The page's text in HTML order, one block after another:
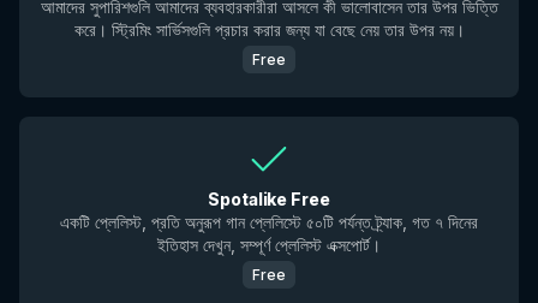
আমাদের সুপারিশগুলি আমাদের ব্যবহারকারীরা আসলে কী ভালোবাসেন তার উপর ভিত্তি
করে। স্ট্রিমিং সার্ভিসগুলি প্রচার করার জন্য যা বেছে নেয় তার উপর নয়।
Free
Spotalike Free
একটি প্লেলিস্ট, প্রতি অনুরূপ গান প্লেলিস্টে ৫০টি পর্যন্ত ট্র্যাক, গত ৭ দিনের
ইতিহাস দেখুন, সম্পূর্ণ প্লেলিস্ট এক্সপোর্ট।
Free